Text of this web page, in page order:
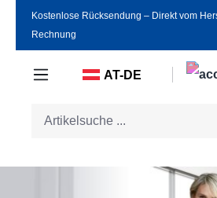
Zum Hauptinhalt springen
Kostenlose Rücksendung ‒ Direkt vom
Rechnung
AT-DE